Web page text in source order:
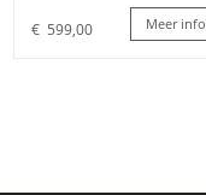
€ 599,00 Meer info